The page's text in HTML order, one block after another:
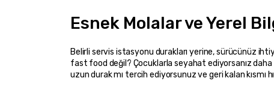
Esnek Molalar ve Yerel
Belirli servis istasyonu durakları yerine, sürücünüz
fast food değil? Çocuklarla seyahat ediyorsanız
uzun durak mı tercih ediyorsunuz ve geri kalan kısmı